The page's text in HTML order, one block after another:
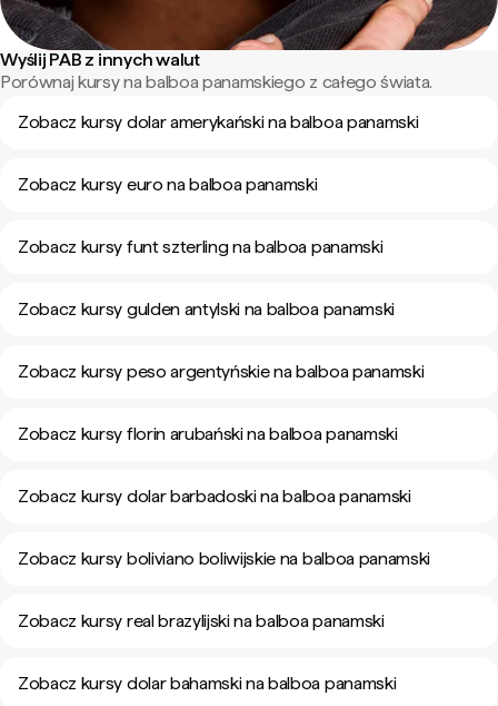
Wyślij PAB z innych walut
Porównaj kursy na balboa panamskiego z całego świata.
Zobacz kursy dolar amerykański na balboa panamski
Zobacz kursy euro na balboa panamski
Zobacz kursy funt szterling na balboa panamski
Zobacz kursy gulden antylski na balboa panamski
Zobacz kursy peso argentyńskie na balboa panamski
Zobacz kursy florin arubański na balboa panamski
Zobacz kursy dolar barbadoski na balboa panamski
Zobacz kursy boliviano boliwijskie na balboa panamski
Zobacz kursy real brazylijski na balboa panamski
Zobacz kursy dolar bahamski na balboa panamski